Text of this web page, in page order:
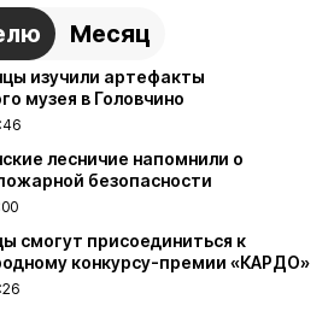
Месяц
изучили артефакты
музея в Головчино
лесничие напомнили о
безопасности
смогут присоединиться к
конкурсу-премии «КАРДО»